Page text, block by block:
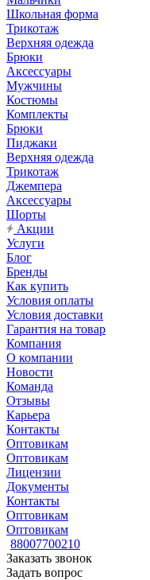
Школьная форма
Трикотаж
Верхняя одежда
Брюки
Аксессуары
Мужчины
Костюмы
Комплекты
Брюки
Пиджаки
Верхняя одежда
Трикотаж
Джемпера
Аксессуары
Шорты
Акции
Услуги
Блог
Бренды
Как купить
Условия оплаты
Условия доставки
Гарантия на товар
Компания
О компании
Новости
Команда
Отзывы
Карьера
Контакты
Оптовикам
Оптовикам
Лицензии
Документы
Контакты
Оптовикам
Оптовикам
88007700210
Заказать звонок
Задать вопрос